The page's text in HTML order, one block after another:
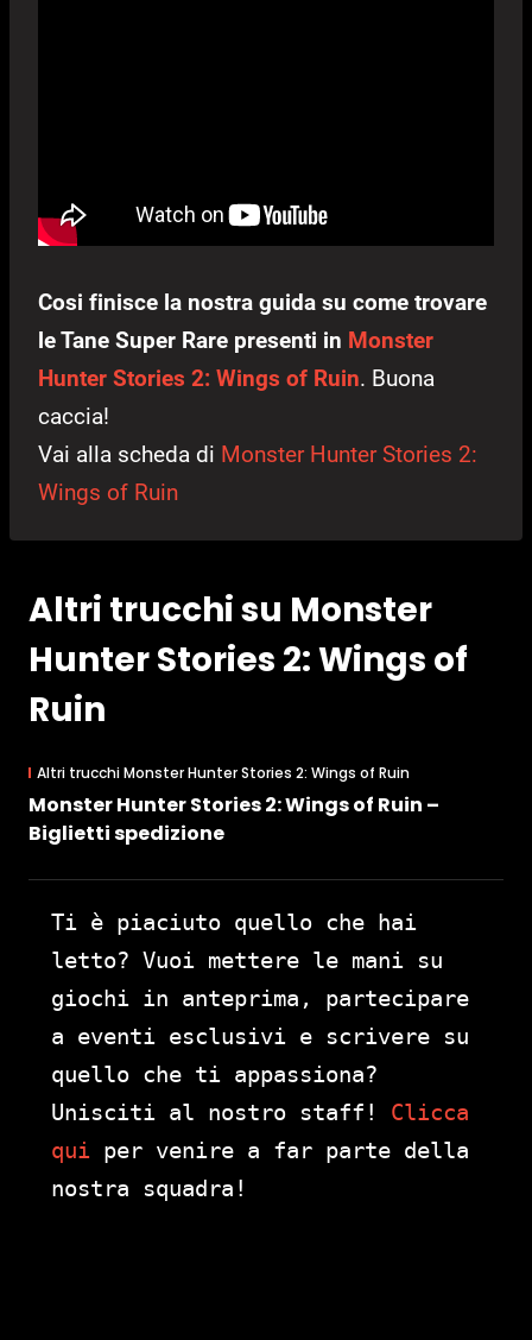
Cosi finisce la nostra guida su come trovare
le Tane Super Rare presenti in Monster
Hunter Stories 2: Wings of Ruin. Buona
caccia!
Vai alla scheda di Monster Hunter Stories 2:
Wings of Ruin
Altri trucchi su Monster
Hunter Stories 2: Wings of
Ruin
Altri trucchi Monster Hunter Stories 2: Wings of Ruin
Monster Hunter Stories 2: Wings of Ruin –
Biglietti spedizione
Ti è piaciuto quello che hai
letto? Vuoi mettere le mani su
giochi in anteprima, partecipare
a eventi esclusivi e scrivere su
quello che ti appassiona?
Unisciti al nostro staff! Clicca
qui per venire a far parte della
nostra squadra!